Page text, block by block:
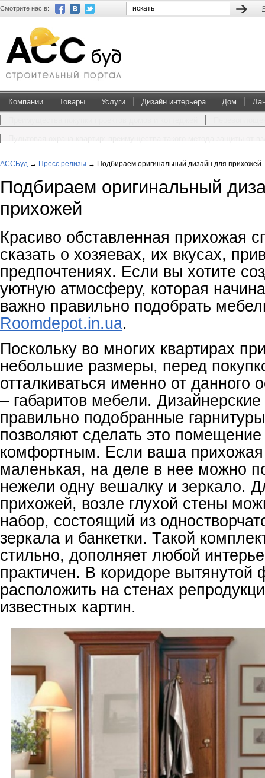
Смотрите нас в:
Компании Товары Услуги Дизайн интерьера Дом
АССБуд → Пресс релизы → Подбираем оригинальный дизайн для прихожей
Подбираем оригинальный
прихожей
Красиво обставленная прихожая
сказать о хозяевах, их вкусах,
предпочтениях. Если вы хотите
уютную атмосферу, которая
важно правильно подобрать
Roomdepot.in.ua.
Поскольку во многих квартирах
небольшие размеры, перед
отталкиваться именно от данного
– габаритов мебели. Дизайнерские
правильно подобранные
позволяют сделать это
комфортным. Если ваша
маленькая, на деле в нее можно
нежели одну вешалку и зеркало.
прихожей, возле глухой стены
набор, состоящий из
зеркала и банкетки. Такой
стильно, дополняет любой
практичен. В коридоре
расположить на стенах
известных картин.